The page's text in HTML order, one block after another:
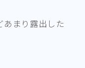
まり露出した